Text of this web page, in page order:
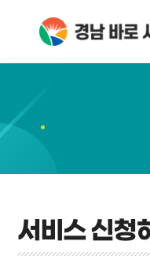
서비스 신청